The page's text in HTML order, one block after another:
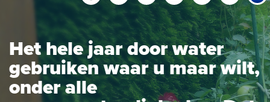
Het hele jaar door water
gebruiken waar u maar wilt,
onder alle